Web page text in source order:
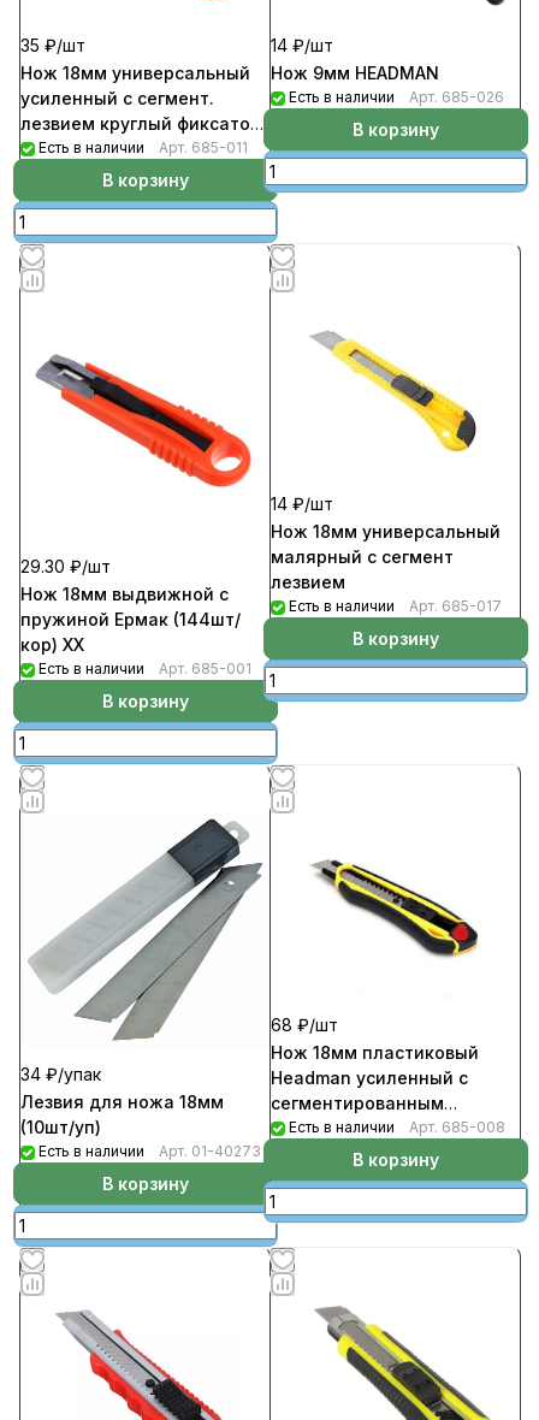
35 ₽/шт
Нож 18мм универсальный
усиленный с сегмент.
лезвием круглый фиксатор
HEADMAN
Есть в наличии Арт. 685-011
В корзину
14 ₽/шт
Нож 9мм HEADMAN
Есть в наличии Арт. 685-026
В корзину
29.30 ₽/шт
Нож 18мм выдвижной с
пружиной Ермак (144шт/
кор) ХХ
Есть в наличии Арт. 685-001
В корзину
14 ₽/шт
Нож 18мм универсальный
малярный с сегмент
лезвием
Есть в наличии Арт. 685-017
В корзину
34 ₽/упак
Лезвия для ножа 18мм
(10шт/уп)
Есть в наличии Арт. 01-40273
В корзину
68 ₽/шт
Нож 18мм пластиковый
Headman усиленный с
сегментированным
лезвием (144шт/кор)
Есть в наличии Арт. 685-008
В корзину